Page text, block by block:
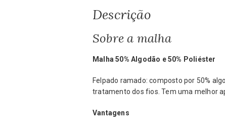
Descrição
Sobre a malha
Malha 50% Algodão e 50% Poliéster
Felpado ramado: composto por 50%
tratamento dos fios. Tem uma melhor
Vantagens